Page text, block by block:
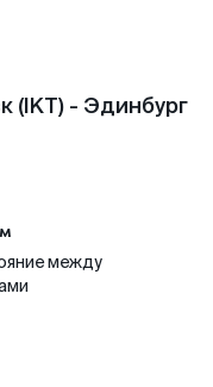
(IKT) - Эдинбург
между